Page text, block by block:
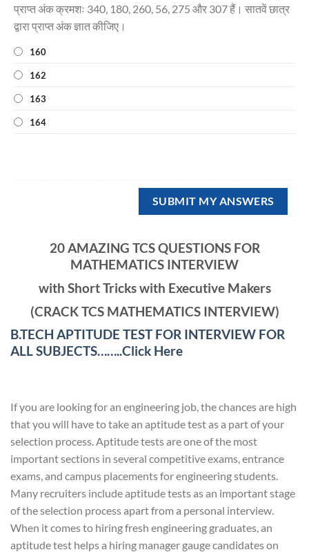
प्राप्त अंक क्रमशः 340, 180, 260, 56, 275 और 307 हैं। सातवें छात्र
द्वारा प्राप्त अंक ज्ञात कीजिए।
160
162
163
164
20 AMAZING TCS QUESTIONS FOR
MATHEMATICS INTERVIEW
with Short Tricks with Executive Makers
(CRACK TCS MATHEMATICS INTERVIEW)
B.TECH APTITUDE TEST FOR INTERVIEW FOR
ALL SUBJECTS……..Click Here
If you are looking for an engineering job, the chances are high
that you will have to take an aptitude test as a part of your
selection process. Aptitude tests are one of the most
important sections in several competitive exams, entrance
exams, and campus placements for engineering students.
Many recruiters include aptitude tests as an important stage
of the selection process apart from a personal interview.
When it comes to hiring fresh engineering graduates, an
aptitude test helps a hiring manager gauge candidates on